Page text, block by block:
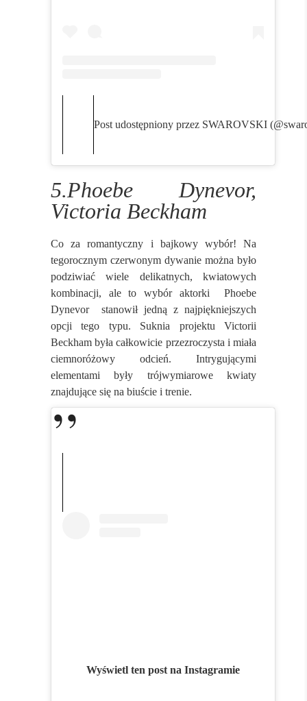
Post udostępniony przez SWAROVSKI
5.Phoebe Dynevor,
Victoria Beckham
Co za romantyczny i bajkowy wybór! Na
tegorocznym czerwonym dywanie można było
podziwiać wiele delikatnych, kwiatowych
kombinacji, ale to wybór aktorki Phoebe
Dynevor stanowił jedną z najpiękniejszych
opcji tego typu. Suknia projektu Victorii
Beckham była całkowicie przezroczysta i miała
ciemnoróżowy odcień. Intrygującymi
elementami były trójwymiarowe kwiaty
znajdujące się na biuście i trenie.
Wyświetl ten post na Instagramie